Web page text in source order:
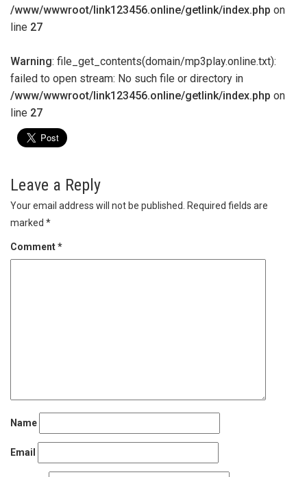
/www/wwwroot/link123456.online/getlink/index.php on
line 27
Warning: file_get_contents(domain/mp3play.online.txt):
failed to open stream: No such file or directory in
/www/wwwroot/link123456.online/getlink/index.php on
line 27
Leave a Reply
Your email address will not be published.
Required fields are
marked *
Comment*
Name
Email